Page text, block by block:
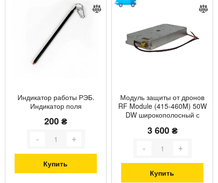
Индикатор работы РЭБ.
Индикатор поля
200 ₴
Купить
Модуль защиты от дронов
RF Module (415-460M) 50W
DW широкополосный с
мощностью до 55 Вт с
3 600 ₴
Купить